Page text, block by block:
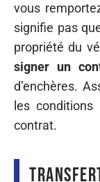
vous
signifie pas
propriété du
signer un
d’enchères.
les
contrat.